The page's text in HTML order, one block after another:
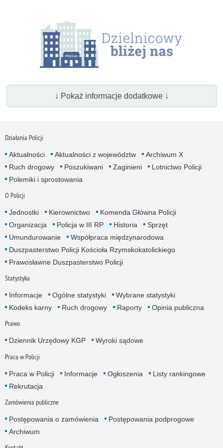
↓ Pokaż informacje dodatkowe ↓
Działania Policji
Aktualności Aktualności z województw
Archiwum X
Ruch drogowy
Poszukiwani Zaginieni
Lotnictwo Policji
Polemiki i sprostowania
O Policji
Jednostki Kierownictwo
Komenda Główna Policji
Organizacja
Policja w III RP Historia
Sprzęt
Umundurowanie
Współpraca międzynarodowa
Duszpasterstwo Policji Kościoła Rzymskokatolickiego
Prawosławne Duszpasterstwo Policji
Statystyka
Informacje Ogólne statystyki
Wybrane statystyki
Kodeks karny
Ruch drogowy Raporty Opinia publiczna
Prawo
Dziennik Urzędowy KGP Wyroki sądowe
Praca w Policji
Praca w Policji Informacje Ogłoszenia
Listy rankingowe
Rekrutacja
Zamówienia publiczne
Postępowania o zamówienia
Postępowania podprogowe
Archiwum